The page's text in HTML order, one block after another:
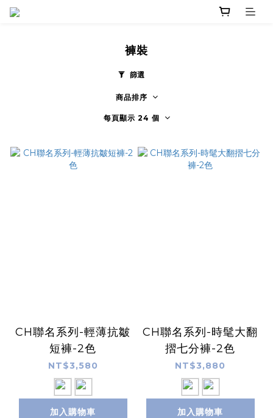
褲裝
篩選
商品排序
每頁顯示 24 個
CH聯名系列-輕薄抗皺
短褲-2色
NT$3,580
加入購物車
CH聯名系列-時髦大翻
摺七分褲-2色
NT$3,880
加入購物車